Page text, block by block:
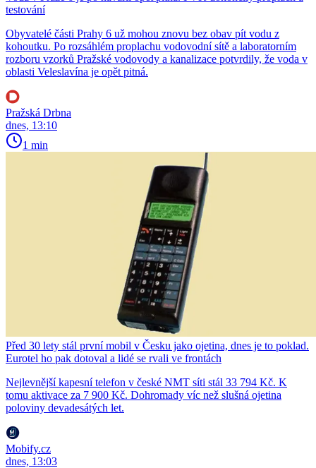
testování
Obyvatelé části Prahy 6 už mohou znovu bez obav pít vodu z
kohoutku. Po rozsáhlém proplachu vodovodní sítě a laboratorním
rozboru vzorků Pražské vodovody a kanalizace potvrdily, že voda v
oblasti Veleslavína je opět pitná.
Pražská Drbna
dnes, 13:10
1 min
Před 30 lety stál první mobil v Česku jako ojetina, dnes je to poklad.
Eurotel ho pak dotoval a lidé se rvali ve frontách
Nejlevnější kapesní telefon v české NMT síti stál 33 794 Kč. K
tomu aktivace za 7 900 Kč. Dohromady víc než slušná ojetina
poloviny devadesátých let.
Mobify.cz
dnes, 13:03